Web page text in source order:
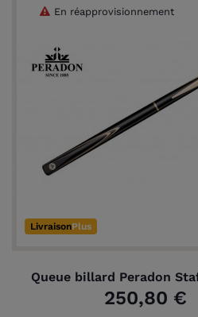
LivraisonPlus
Queue billard Peradon
250,80 €
En réapprovisionnement